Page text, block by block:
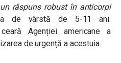
răspuns robust în anticorpi
de vârstă de 5-11 ani.
Agenției americane a
de urgență a acestuia.